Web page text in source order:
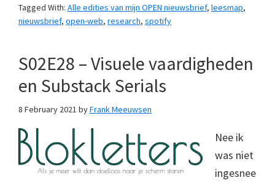
Tagged With: Alle edities van mijn OPEN nieuwsbrief, leesmap,
nieuwsbrief, open-web, research, spotify
S02E28 – Visuele vaardigheden
en Substack Serials
8 February 2021 byFrank Meeuwsen
Nee ik
was niet
ingesnee